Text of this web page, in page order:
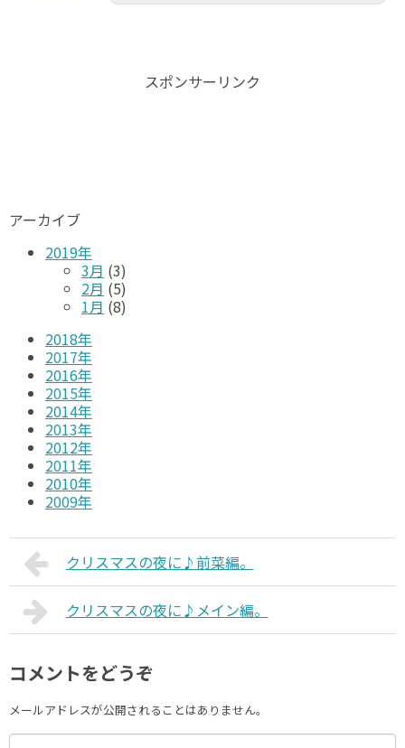
スポンサーリンク
アーカイブ
2019年
3月 (3)
2月 (5)
1月 (8)
2018年
2017年
2016年
2015年
2014年
2013年
2012年
2011年
2010年
2009年
クリスマスの夜に♪前菜編。
クリスマスの夜に♪メイン編。
コメントをどうぞ
メールアドレスが公開されることはありません。